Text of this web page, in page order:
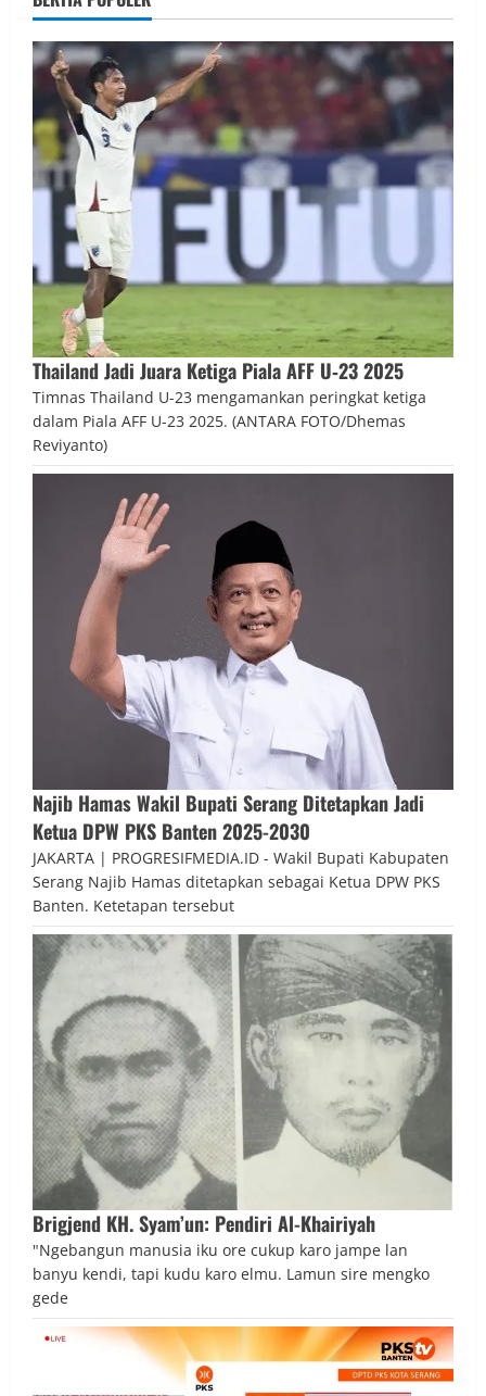
Thailand Jadi Juara Ketiga Piala AFF U‑23 2025
Timnas Thailand U-23 mengamankan peringkat ketiga
dalam Piala AFF U-23 2025. (ANTARA FOTO/Dhemas
Reviyanto)
Najib Hamas Wakil Bupati Serang Ditetapkan Jadi
Ketua DPW PKS Banten 2025-2030
JAKARTA | PROGRESIFMEDIA.ID - Wakil Bupati Kabupaten
Serang Najib Hamas ditetapkan sebagai Ketua DPW PKS
Banten. Ketetapan tersebut
Brigjend KH. Syam’un: Pendiri Al-Khairiyah
"Ngebangun manusia iku ore cukup karo jampe lan
banyu kendi, tapi kudu karo elmu. Lamun sire mengko
gede